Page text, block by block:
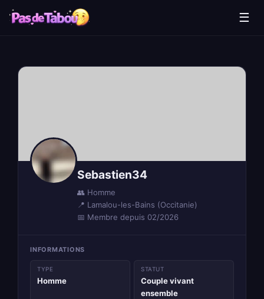
☰
Sebastien34
👥 Homme
📍 Lamalou-les-Bains (Occitanie)
📅 Membre depuis 02/2026
INFORMATIONS
TYPE
Homme
STATUT
Couple vivant
ensemble